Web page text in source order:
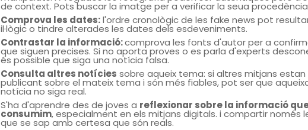
de context. Pots buscar la imatge per a verificar la seua
Comprova les dates:l'ordre cronològic de les fake news pot
il·lògic o tindre alterades les dates dels esdeveniments.
Contrastar la informació:comprova les fonts d'autor per a
que siguen precises. Si no aporta proves o es parla d'experts
és possible que siga una notícia falsa.
Consulta altres notícies sobre aqueix tema: si altres mitjans estan
publicant sobre el mateix tema i són més fiables, pot ser que
notícia no siga real.
S'ha d'aprendre des de joves a reflexionar sobre la informació
consumim, especialment en els mitjans digitals. i compartir només
que se sap amb certesa que són reals.